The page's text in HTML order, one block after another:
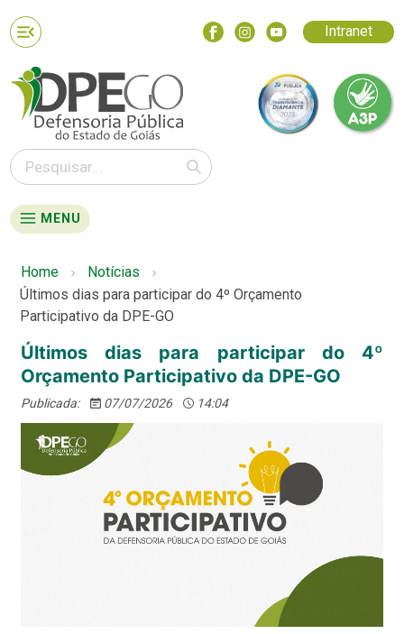
Intranet
MENU
Home
Notícias
Últimos dias para participar do 4º Orçamento
Participativo da DPE-GO
Últimos dias para participar do 4º
Orçamento Participativo da DPE-GO
Publicada: 07/07/2026 14:04